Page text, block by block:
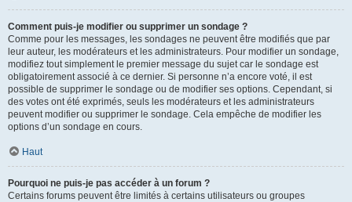
Comment puis-je modifier ou supprimer un sondage ?
Comme pour les messages, les sondages ne peuvent être modifiés que par
leur auteur, les modérateurs et les administrateurs. Pour modifier un sondage,
modifiez tout simplement le premier message du sujet car le sondage est
obligatoirement associé à ce dernier. Si personne n’a encore voté, il est
possible de supprimer le sondage ou de modifier ses options. Cependant, si
des votes ont été exprimés, seuls les modérateurs et les administrateurs
peuvent modifier ou supprimer le sondage. Cela empêche de modifier les
options d’un sondage en cours.
Haut
Pourquoi ne puis-je pas accéder à un forum ?
Certains forums peuvent être limités à certains utilisateurs ou groupes